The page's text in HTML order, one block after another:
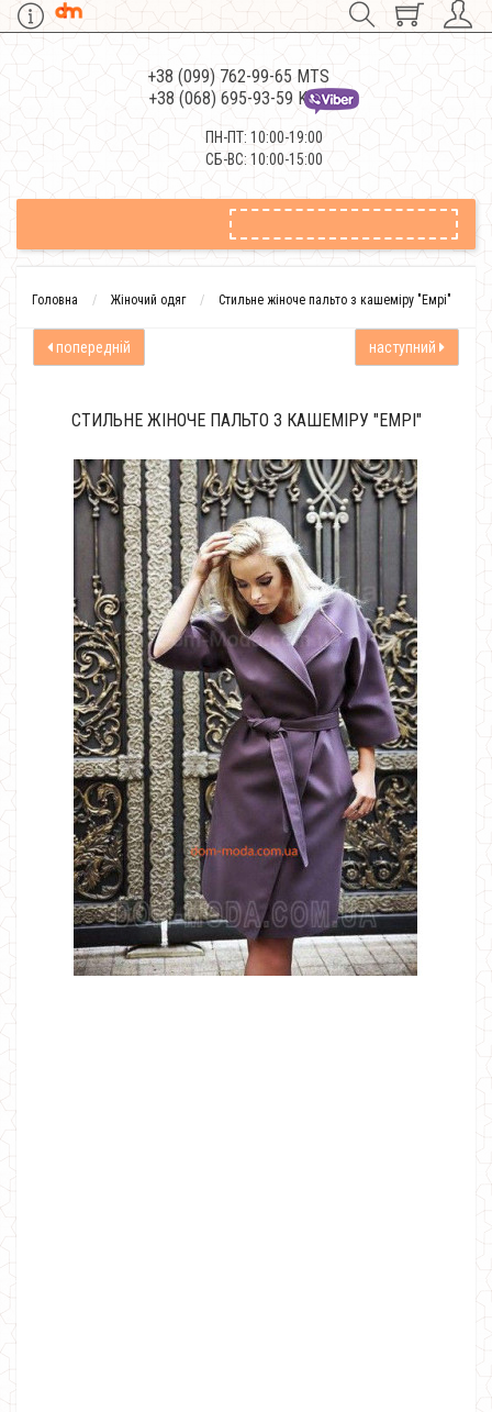
+38 (099) 762-99-65 MTS
+38 (068) 695-93-59 Kievstar
ПН-ПТ: 10:00-19:00
СБ-ВС: 10:00-15:00
Головна Жіночий одяг Стильне жіноче пальто з кашеміру "Емрі"
попередній наступний
СТИЛЬНЕ ЖІНОЧЕ ПАЛЬТО З КАШЕМІРУ "ЕМРІ"